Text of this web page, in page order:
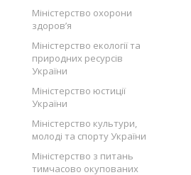
Міністерство охорони
здоров’я
Міністерство екології та
природних ресурсів
України
Міністерство юстиції
України
Міністерство культури,
молоді та спорту України
Міністерство з питань
тимчасово окупованих